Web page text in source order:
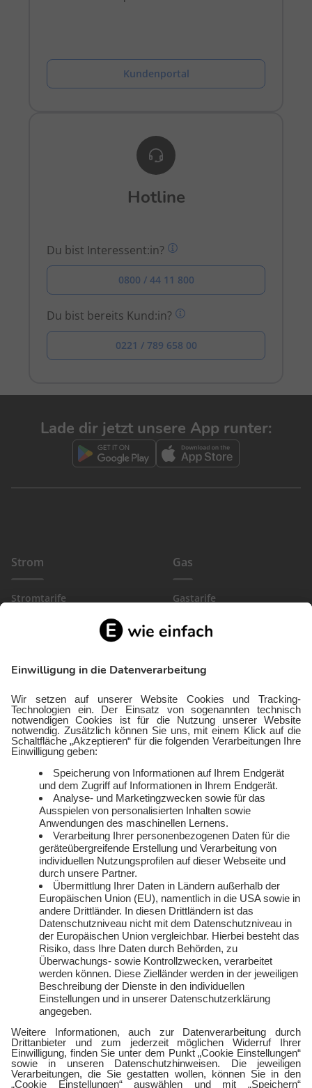
Kundenportal
Hotline
Du bist Interessent:in?
0800 / 44 11 800
Du bist bereits Kund:in?
0221 / 789 658 00
Lade dir jetzt unsere App runter:
Strom
Stromtarife
Wärmestrom
Gewerbestrom
FlexTarif Strom
Gas
Gastarife
Gewerbegas
Service
Freund:innen werben
Kündigen
Widerruf
Vertriebspartner:in
werden
Zählerlotto
Balkonkraftwerke mit
Über uns
Auszeichnungen
Presse und Downloads
Jobs
Kontakt
E-Sports
E WIE EINFACH
Geschäftskunden
Gewerbestrom
Gewerbegas